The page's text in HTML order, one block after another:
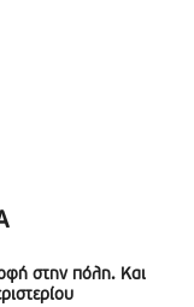
στην πόλη. Και